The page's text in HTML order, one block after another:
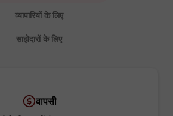
व्यापारियों के लिए
साझेदारों के लिए
वापसी